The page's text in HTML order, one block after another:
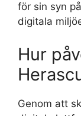
för sin syn
digitala
Hur
Genom att